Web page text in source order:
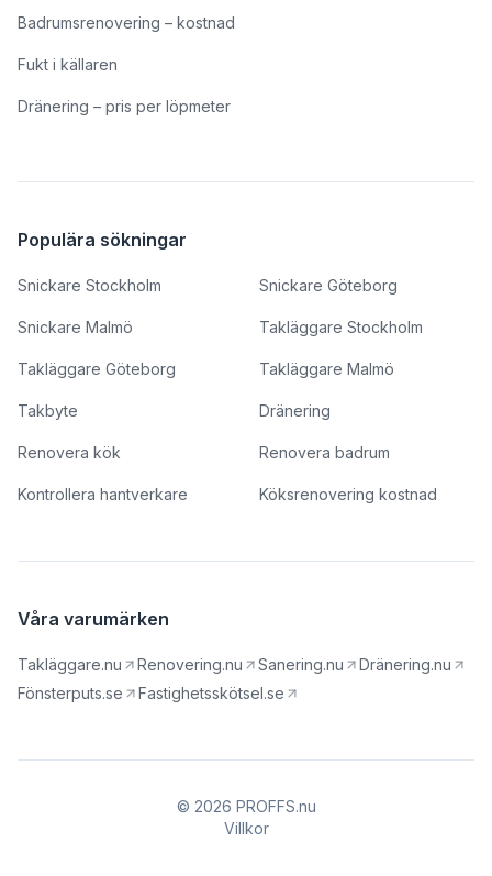
Badrumsrenovering – kostnad
Fukt i källaren
Dränering – pris per löpmeter
Populära sökningar
Snickare Stockholm Snickare Göteborg
Snickare Malmö Takläggare Stockholm
Takläggare Göteborg Takläggare Malmö
Takbyte Dränering
Renovera kök Renovera badrum
Kontrollera hantverkare Köksrenovering kostnad
Våra varumärken
Takläggare.nu Renovering.nu Sanering.nu
Dränering.nu
Fönsterputs.se
Fastighetsskötsel.se
© 2026 PROFFS.nu
Villkor